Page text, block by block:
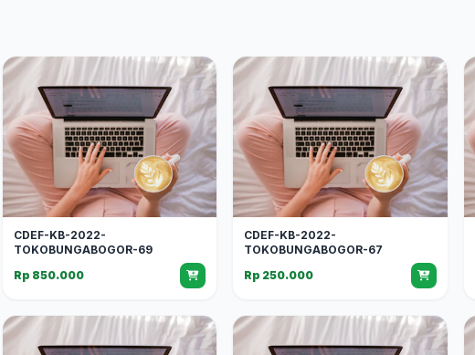
CDEF-KB-2022-
TOKOBUNGABOGOR-69
Rp 850.000
CDEF-KB-2022-
TOKOBUNGABOGOR-67
Rp 250.000